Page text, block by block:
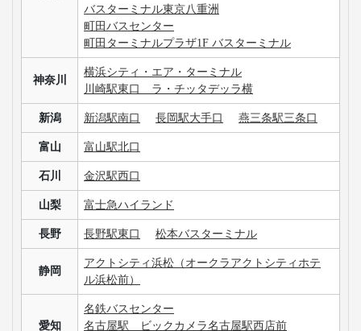
バスターミナル東京八重洲
町田バスセンター
町田ターミナルプラザ1F バスターミナル
神奈川
横浜シティ・エア・ターミナル
川崎駅東口 ラ・チッタデッラ横
新潟 新潟駅南口 長岡駅大手口 燕三条駅三条口
富山 富山駅北口
石川 金沢駅西口
山梨 富士急ハイランド
長野 長野駅東口 松本バスターミナル
静岡
アクトシティ浜松（オークラアクトシティホテ
ル浜松前）
愛知
名鉄バスセンター
名古屋駅 ビックカメラ名古屋駅西店前